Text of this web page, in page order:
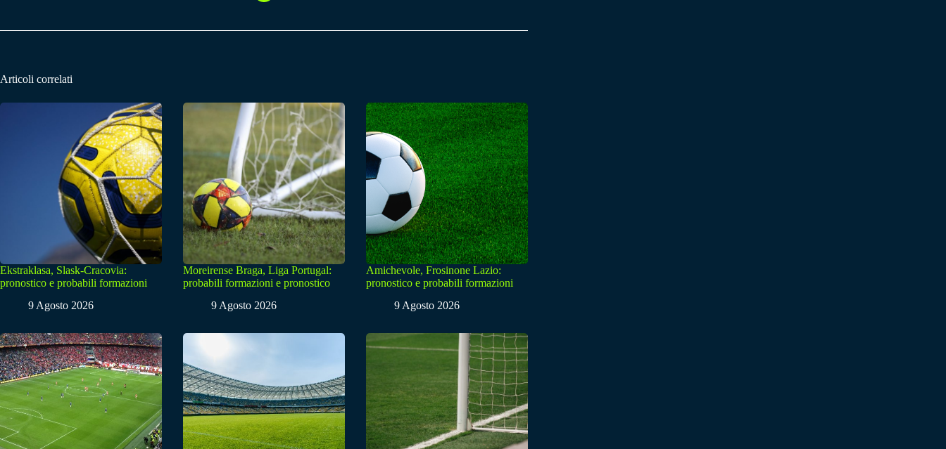
Articoli correlati
Ekstraklasa, Slask-Cracovia:
pronostico e probabili formazioni
9 Agosto 2026
Moreirense Braga, Liga Portugal:
probabili formazioni e pronostico
9 Agosto 2026
Amichevole, Frosinone Lazio:
pronostico e probabili formazioni
9 Agosto 2026